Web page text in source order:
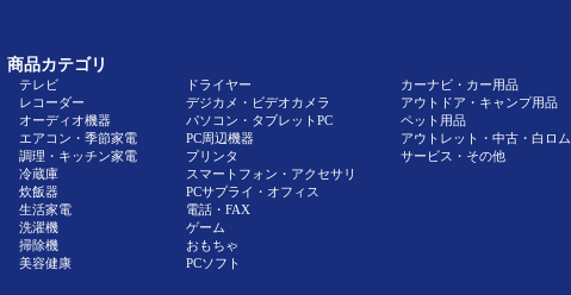
商品カテゴリ
テレビ
レコーダー
オーディオ機器
エアコン・季節家電
調理・キッチン家電
冷蔵庫
炊飯器
生活家電
洗濯機
掃除機
美容健康
ドライヤー
デジカメ・ビデオカメラ
パソコン・タブレットPC
PC周辺機器
プリンタ
スマートフォン・アクセサリ
PCサプライ・オフィス
電話・FAX
ゲーム
おもちゃ
PCソフト
カーナビ・カー用品
アウトドア・キャンプ用品
ペット用品
アウトレット・中古・白ロム
サービス・その他